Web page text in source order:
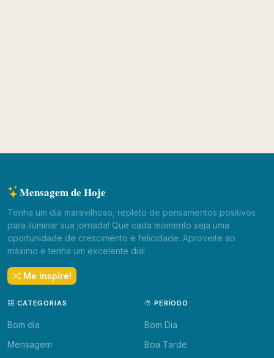
Mensagem de Hoje
Tenha um dia maravilhoso, repleto de pensamentos positivos
para iluminar sua jornada! Que cada momento seja uma
oportunidade de crescimento e felicidade. Aproveite ao
máximo e tenha um excelente dia!
Me inspire!
CATEGORIAS
Bom dia
Mensagem
PERÍODO
Bom Dia
Boa Tarde